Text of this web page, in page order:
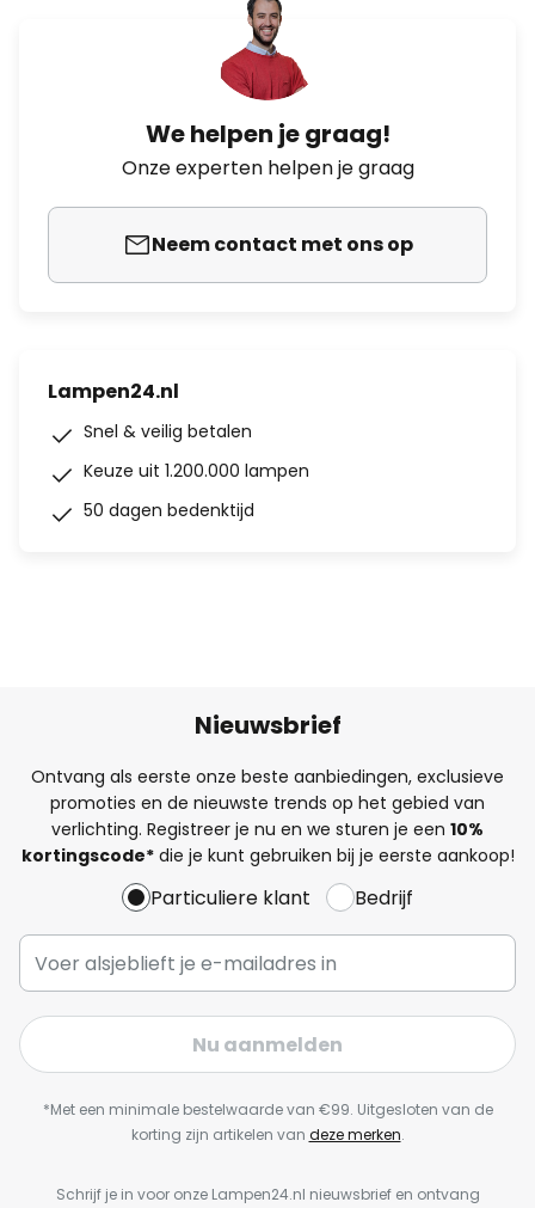
We helpen je graag!
Onze experten helpen je graag
Neem contact met ons op
Lampen24.nl
Snel & veilig betalen
Keuze uit 1.200.000 lampen
50 dagen bedenktijd
Nieuwsbrief
Ontvang als eerste onze beste aanbiedingen, exclusieve
promoties en de nieuwste trends op het gebied van
verlichting. Registreer je nu en we sturen je een 10%
kortingscode*die je kunt gebruiken bij je eerste aankoop!
Particuliere klant Bedrijf
Nu aanmelden
*Met een minimale bestelwaarde van €99. Uitgesloten van de
korting zijn artikelen van deze merken.
Schrijf je in voor onze Lampen24.nl nieuwsbrief en ontvang